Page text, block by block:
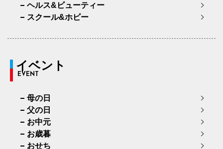
ヘルス&ビューティー
スクール&ホビー
イベント
EVENT
母の日
父の日
お中元
お歳暮
おせち